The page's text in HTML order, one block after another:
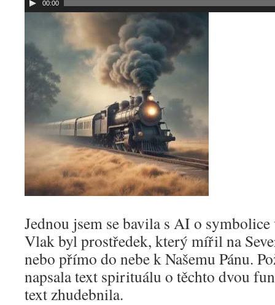
přehrávač
00:00
Jednou jsem se bavila s AI o
Vlak byl prostředek, který mířil na
nebo přímo do nebe k Našemu Pánu.
napsala text spirituálu o těchto dvou
text zhudebnila.